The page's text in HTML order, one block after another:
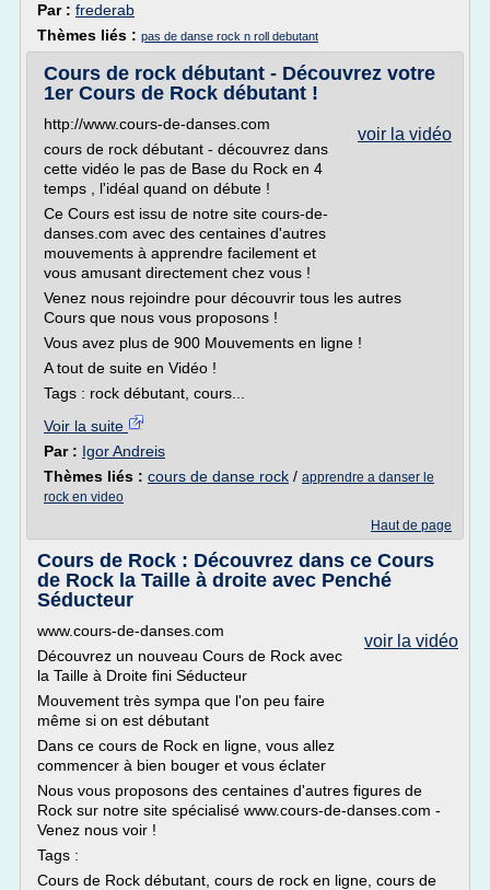
Par : frederab
Thèmes liés : pas de danse rock n roll debutant
Cours de rock débutant - Découvrez votre
1er Cours de Rock débutant !
voir la vidéo
http://www.cours-de-danses.com
cours de rock débutant - découvrez dans
cette vidéo le pas de Base du Rock en 4
temps , l'idéal quand on débute !
Ce Cours est issu de notre site cours-de-
danses.com avec des centaines d'autres
mouvements à apprendre facilement et
vous amusant directement chez vous !
Venez nous rejoindre pour découvrir tous les autres
Cours que nous vous proposons !
Vous avez plus de 900 Mouvements en ligne !
A tout de suite en Vidéo !
Tags : rock débutant, cours...
Voir la suite
Par : Igor Andreis
Thèmes liés : cours de danse rock / apprendre a danser le
rock en video
Haut de page
Cours de Rock : Découvrez dans ce Cours
de Rock la Taille à droite avec Penché
Séducteur
voir la vidéo
www.cours-de-danses.com
Découvrez un nouveau Cours de Rock avec
la Taille à Droite fini Séducteur
Mouvement très sympa que l'on peu faire
même si on est débutant
Dans ce cours de Rock en ligne, vous allez
commencer à bien bouger et vous éclater
Nous vous proposons des centaines d'autres figures de
Rock sur notre site spécialisé www.cours-de-danses.com -
Venez nous voir !
Tags :
Cours de Rock débutant, cours de rock en ligne, cours de